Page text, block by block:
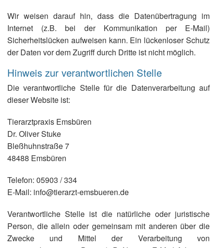
Wir weisen darauf hin, dass die Datenübertragung im
Internet (z.B. bei der Kommunikation per E-Mail)
Sicherheitslücken aufweisen kann. Ein lückenloser Schutz
der Daten vor dem Zugriff durch Dritte ist nicht möglich.
Hinweis zur verantwortlichen Stelle
Die verantwortliche Stelle für die Datenverarbeitung auf
dieser Website ist:
Tierarztpraxis Emsbüren
Dr. Oliver Stuke
Bleßhuhnstraße 7
48488 Emsbüren
Telefon: 05903 / 334
E-Mail: info@tierarzt-emsbueren.de
Verantwortliche Stelle ist die natürliche oder juristische
Person, die allein oder gemeinsam mit anderen über die
Zwecke und Mittel der Verarbeitung von